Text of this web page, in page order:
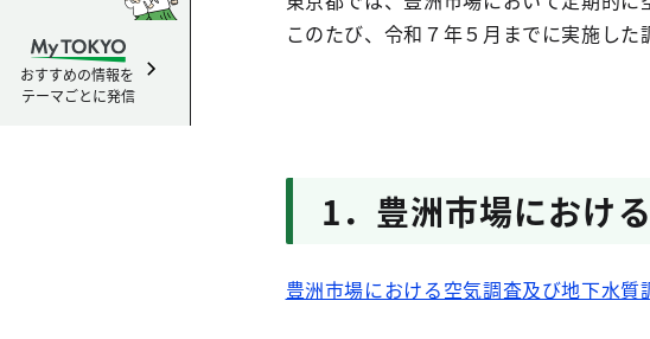
おすすめの情報を
テーマごとに発信
このたび、令和７年５月までに実施した
1．豊洲市場におけ
豊洲市場における空気調査及び地下水質